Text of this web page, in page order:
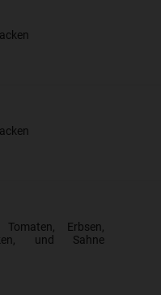
Erbsen,
und Sahne